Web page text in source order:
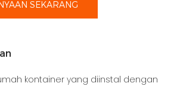
SEKARANG
kontainer yang diinstal dengan